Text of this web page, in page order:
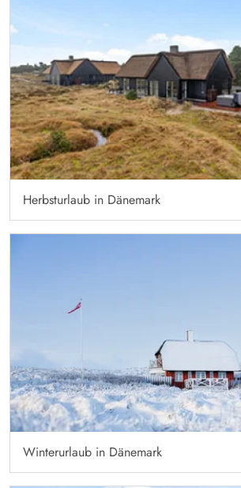
Herbsturlaub in Dänemark
Winterurlaub in Dänemark